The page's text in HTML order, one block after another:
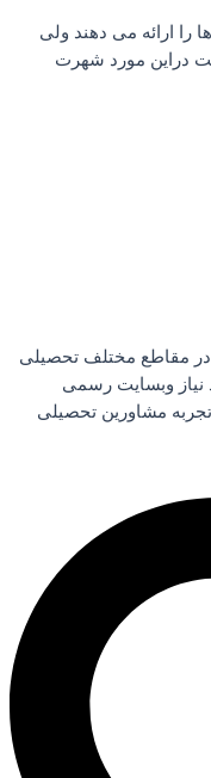
را ارائه می دهند ولی
دراین مورد شهرت
در مقاطع مختلف تحصیلی
نیاز وبسایت رسمی
مشاورین تحصیلی